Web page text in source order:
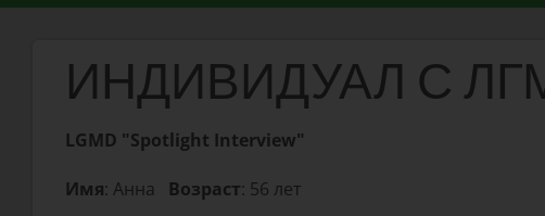
ИНДИВИДУАЛ С
LGMD "Spotlight Interview"
Имя: Анна Возраст: 56 лет